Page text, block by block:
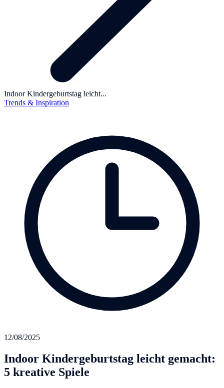
Indoor Kindergeburtstag leicht...
Trends & Inspiration
12/08/2025
Indoor Kindergeburtstag leicht gemacht:
5 kreative Spiele